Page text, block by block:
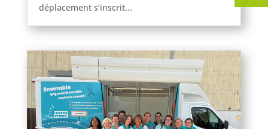
déplacement s’inscrit...